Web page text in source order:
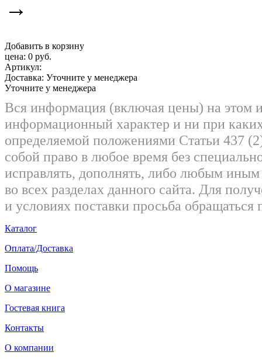
→
Добавить в корзину
цена: 0 руб.
Артикул:
Доставка: Уточните у менеджера
Уточните у менеджера
Вся информация (включая цены) на этом
информационный характер и ни при
определяемой положениями Статьи 437
собой право в любое время без
исправлять, дополнять, либо любым
во всех разделах данного сайта. Для
и условиях поставки просьба
Каталог
Оплата/Доставка
Помощь
О магазине
Гостевая книга
Контакты
О компании